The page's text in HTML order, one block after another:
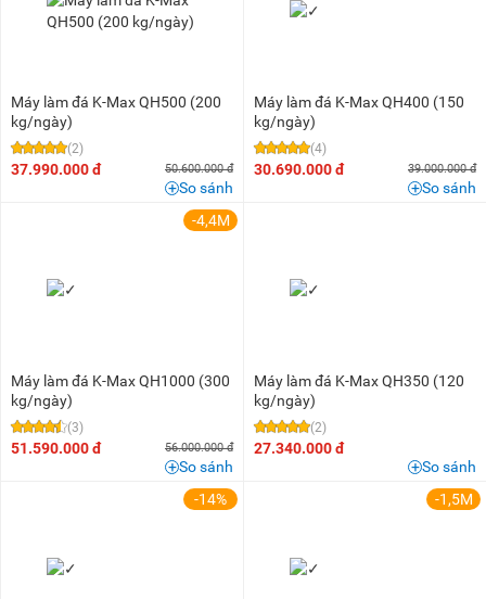
Máy làm đá K-Max QH500 (200
kg/ngày)
(2)
37.990.000 đ 50.600.000 đ
So sánh
Máy làm đá K-Max QH400 (150
kg/ngày)
(4)
30.690.000 đ 39.000.000 đ
So sánh
-4,4M
Máy làm đá K-Max QH1000 (300
kg/ngày)
(3)
51.590.000 đ 56.000.000 đ
So sánh
Máy làm đá K-Max QH350 (120
kg/ngày)
(2)
27.340.000 đ
So sánh
-14%
-1,5M